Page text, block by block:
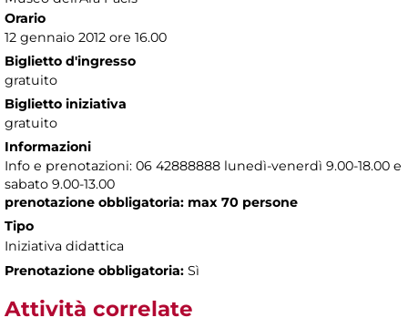
Orario
12 gennaio 2012 ore 16.00
Biglietto d'ingresso
gratuito
Biglietto iniziativa
gratuito
Informazioni
Info e prenotazioni: 06 42888888 lunedì-venerdì 9.00-18.00 e
sabato 9.00-13.00
prenotazione obbligatoria: max 70 persone
Tipo
Iniziativa didattica
Prenotazione obbligatoria: Sì
Attività correlate